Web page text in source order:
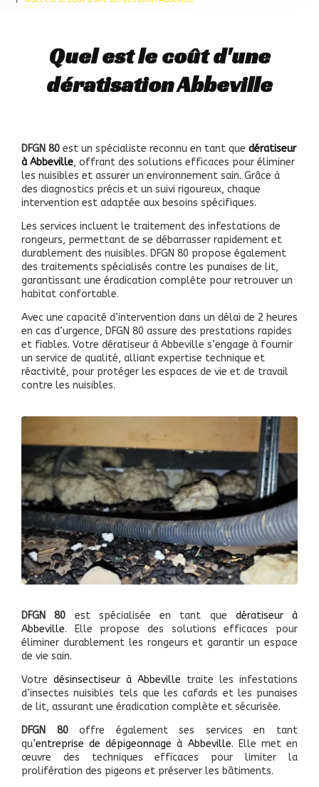
Quel est le coût d'une
dératisation Abbeville
DFGN 80 est un spécialiste reconnu en tant que dératiseur
à Abbeville, offrant des solutions efficaces pour éliminer
les nuisibles et assurer un environnement sain. Grâce à
des diagnostics précis et un suivi rigoureux, chaque
intervention est adaptée aux besoins spécifiques.
Les services incluent le traitement des infestations de
rongeurs, permettant de se débarrasser rapidement et
durablement des nuisibles. DFGN 80 propose également
des traitements spécialisés contre les punaises de lit,
garantissant une éradication complète pour retrouver un
habitat confortable.
Avec une capacité d’intervention dans un délai de 2 heures
en cas d’urgence, DFGN 80 assure des prestations rapides
et fiables. Votre dératiseur à Abbeville s’engage à fournir
un service de qualité, alliant expertise technique et
réactivité, pour protéger les espaces de vie et de travail
contre les nuisibles.
DFGN 80 est spécialisée en tant que dératiseur à
Abbeville. Elle propose des solutions efficaces pour
éliminer durablement les rongeurs et garantir un espace
de vie sain.
Votre désinsectiseur à Abbeville traite les infestations
d’insectes nuisibles tels que les cafards et les punaises
de lit, assurant une éradication complète et sécurisée.
DFGN 80offre également ses services en tant
qu’entreprise de dépigeonnage à Abbeville. Elle met en
œuvre des techniques efficaces pour limiter la
prolifération des pigeons et préserver les bâtiments.